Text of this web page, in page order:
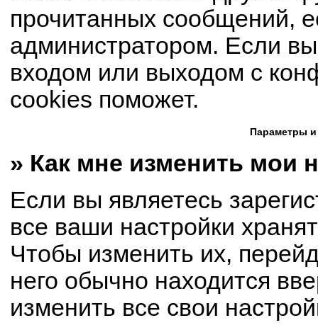
прочитанных сообщений,
администратором. Если
входом или выходом с
cookies поможет.
Параметры и
» Как мне изменить мои
Если вы являетесь
все ваши настройки
Чтобы изменить их,
него обычно находится
изменить все свои